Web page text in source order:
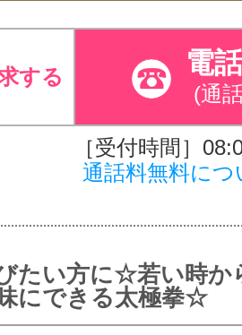
する 電
(通
［受付時間］
通話料無料につ
たい方に☆若い時か
にできる太極拳☆